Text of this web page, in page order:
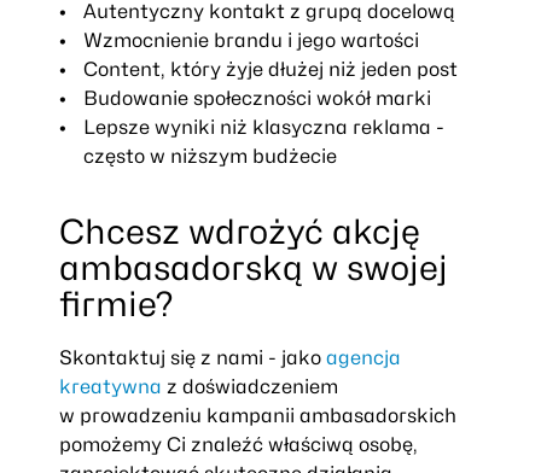
Autentyczny kontakt z grupą docelową
Wzmocnienie brandu i jego wartości
Content, który żyje dłużej niż jeden post
Budowanie społeczności wokół marki
Lepsze wyniki niż klasyczna reklama -
często w niższym budżecie
Chcesz wdrożyć akcję
ambasadorską w swojej
firmie?
Skontaktuj się z nami - jako agencja
kreatywna z doświadczeniem
w prowadzeniu kampanii ambasadorskich
pomożemy Ci znaleźć właściwą osobę,